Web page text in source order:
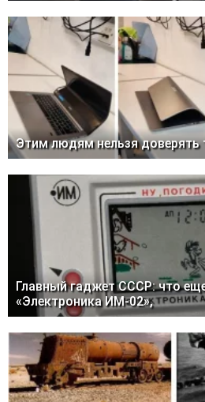
Этим людям нельзя доверять
Главный гаджет СССР: что
«Электроника ИМ-02»,